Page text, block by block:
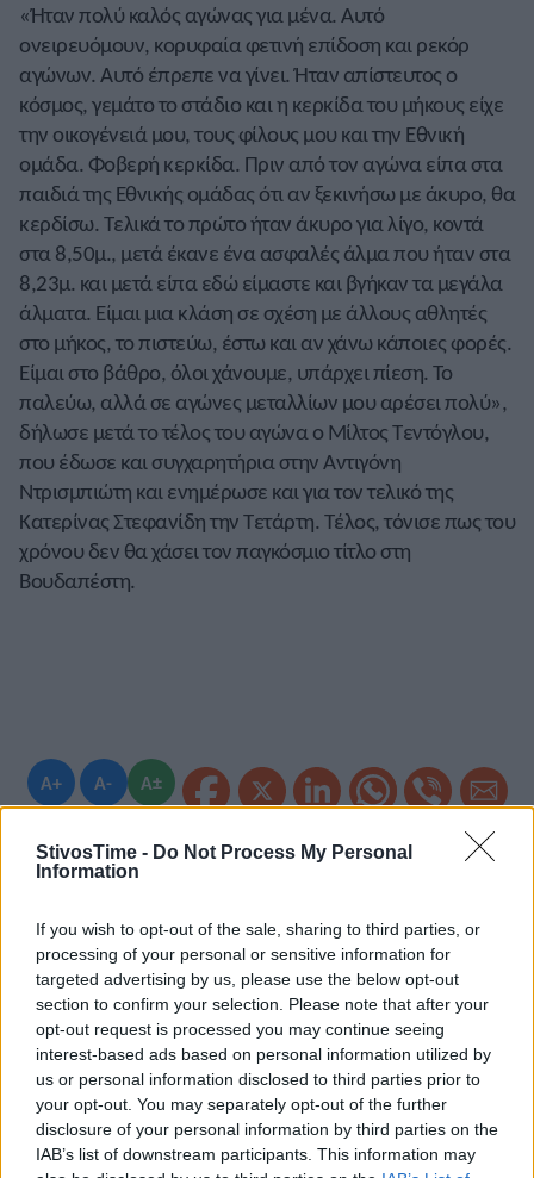
StivosTime - Do Not Process My Personal
Information
If you wish to opt-out of the sale, sharing to third parties, or
processing of your personal or sensitive information for
targeted advertising by us, please use the below opt-out
section to confirm your selection. Please note that after your
opt-out request is processed you may continue seeing
interest-based ads based on personal information utilized by
us or personal information disclosed to third parties prior to
your opt-out. You may separately opt-out of the further
disclosure of your personal information by third parties on the
IAB’s list of downstream participants. This information may
A+ A- A±
«Ήταν πολύ καλός αγώνας για μένα. Αυτό
ονειρευόμουν, κορυφαία φετινή επίδοση και ρεκόρ
αγώνων. Αυτό έπρεπε να γίνει. Ήταν απίστευτος ο
κόσμος, γεμάτο το στάδιο και η κερκίδα του μήκους είχε
την οικογένειά μου, τους φίλους μου και την Εθνική
ομάδα. Φοβερή κερκίδα. Πριν από τον αγώνα είπα στα
παιδιά της Εθνικής ομάδας ότι αν ξεκινήσω με άκυρο, θα
κερδίσω. Τελικά το πρώτο ήταν άκυρο για λίγο, κοντά
στα 8,50μ., μετά έκανε ένα ασφαλές άλμα που ήταν στα
8,23μ. και μετά είπα εδώ είμαστε και βγήκαν τα μεγάλα
άλματα. Είμαι μια κλάση σε σχέση με άλλους αθλητές
στο μήκος, το πιστεύω, έστω και αν χάνω κάποιες φορές.
Είμαι στο βάθρο, όλοι χάνουμε, υπάρχει πίεση. Το
παλεύω, αλλά σε αγώνες μεταλλίων μου αρέσει πολύ»,
δήλωσε μετά το τέλος του αγώνα ο Μίλτος Τεντόγλου,
που έδωσε και συγχαρητήρια στην Αντιγόνη
Ντρισμπιώτη και ενημέρωσε και για τον τελικό της
Κατερίνας Στεφανίδη την Τετάρτη. Τέλος, τόνισε πως του
χρόνου δεν θα χάσει τον παγκόσμιο τίτλο στη
Βουδαπέστη.